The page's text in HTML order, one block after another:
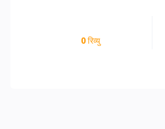
0रिव्यु